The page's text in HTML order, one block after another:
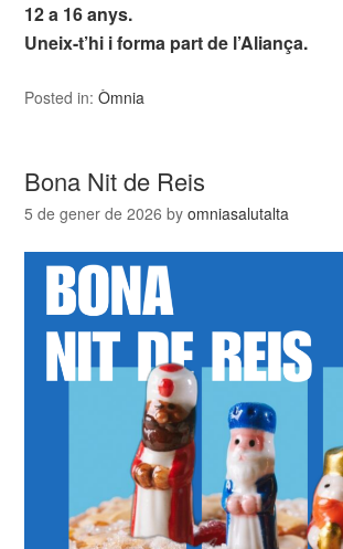
12 a 16 anys.
Uneix-t’hi i forma part de l’Aliança.
Posted in:Òmnia
Bona Nit de Reis
5 de gener de 2026 byomniasalutalta